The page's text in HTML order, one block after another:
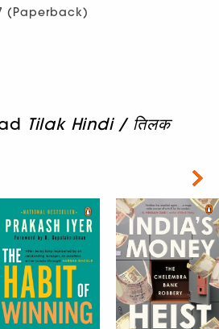
(Paperback)
Tilak Hindi / तिलक
Next